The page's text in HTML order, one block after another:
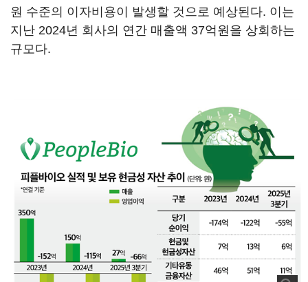
원 수준의 이자비용이 발생할 것으로 예상된다. 이는
지난 2024년 회사의 연간 매출액 37억원을 상회하는
규모다.